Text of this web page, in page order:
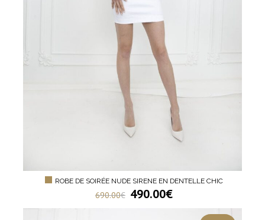
ROBE DE SOIRÉE NUDE SIRENE EN DENTELLE CHIC
690.00€ 490.00€